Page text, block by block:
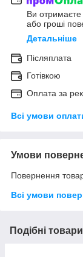
Ви
або гроші
Детальніше
Післяплата
Готівкою
Оплата за
Всі умови
Умови
Повернення
Всі умови
Подібні